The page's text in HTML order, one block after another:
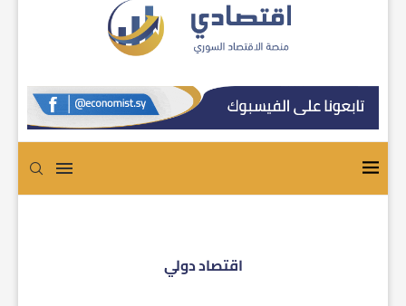
اقتصاد دولي